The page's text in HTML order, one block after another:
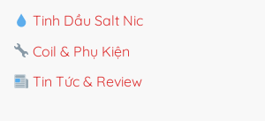
Tinh Dầu Salt Nic
Coil & Phụ Kiện
Tin Tức & Review